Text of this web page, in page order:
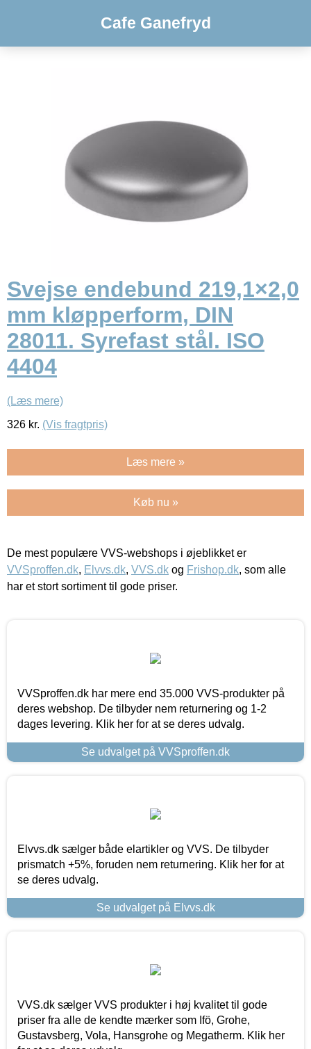
Cafe Ganefryd
Svejse endebund 219,1×2,0
mm kløpperform, DIN
28011. Syrefast stål. ISO
4404
(Læs mere)
326 kr. (Vis fragtpris)
Læs mere »
Køb nu »
De mest populære VVS-webshops i øjeblikket er
VVSproffen.dk, Elvvs.dk, VVS.dk og Frishop.dk, som alle
har et stort sortiment til gode priser.
VVSproffen.dk har mere end 35.000 VVS-produkter på
deres webshop. De tilbyder nem returnering og 1-2
dages levering. Klik her for at se deres udvalg.
Se udvalget på VVSproffen.dk
Elvvs.dk sælger både elartikler og VVS. De tilbyder
prismatch +5%, foruden nem returnering. Klik her for at
se deres udvalg.
Se udvalget på Elvvs.dk
VVS.dk sælger VVS produkter i høj kvalitet til gode
priser fra alle de kendte mærker som Ifö, Grohe,
Gustavsberg, Vola, Hansgrohe og Megatherm. Klik her